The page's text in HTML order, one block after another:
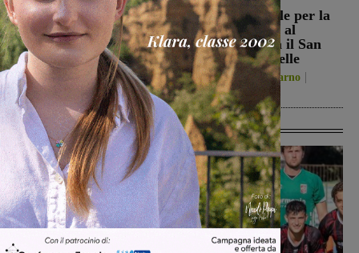
Reggello, i consiglieri di
opposizione: “La TARI
2026 resta più alta di
quella del 2022”
Politica 8 Agosto 2026
Prima stagionale per la
Sangiovannese, al
“Fedini” arriva il San
Donato Tavarnelle
San Giovanni Valdarno
8 Agosto 2026
Ultime Calcio